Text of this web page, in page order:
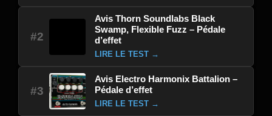
#2
Avis Thorn Soundlabs Black
Swamp, Flexible Fuzz – Pédale
d’effet
LIRE LE TEST →
#3
Avis Electro Harmonix Battalion –
Pédale d’effet
LIRE LE TEST →